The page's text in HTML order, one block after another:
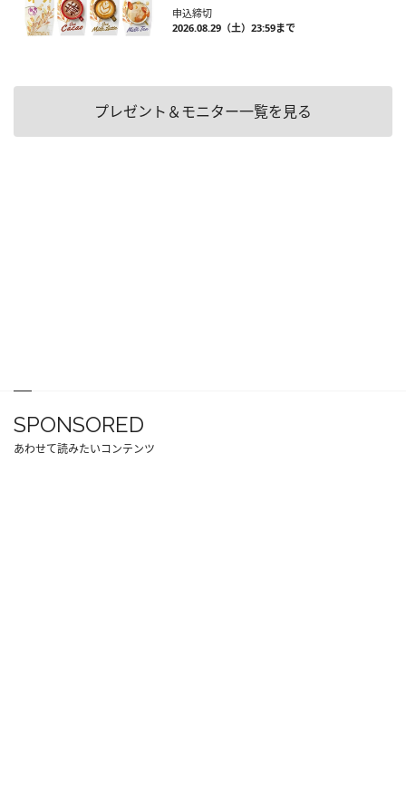
申込締切
2026.08.29（土）23:59まで
プレゼント＆モニター一覧を見る
SPONSORED
あわせて読みたいコンテンツ